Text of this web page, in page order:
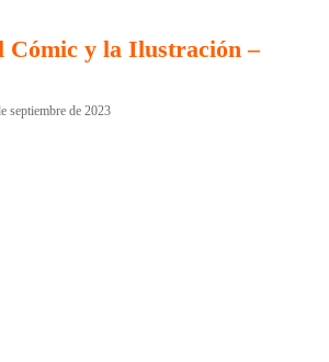
Cómic y la Ilustración –
septiembre de 2023